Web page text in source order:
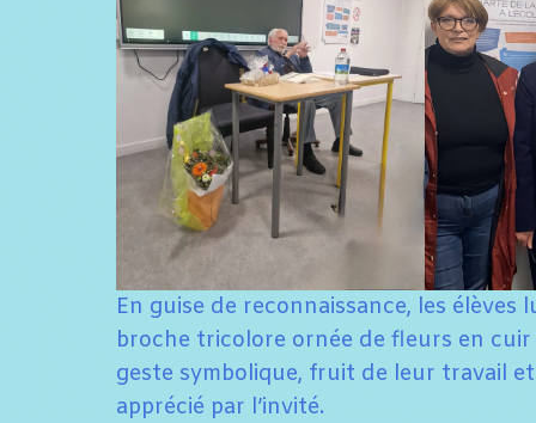
En guise de reconnaissance, les
broche tricolore ornée de fleurs en cuir
geste symbolique, fruit de leur travail
apprécié par l’invité.